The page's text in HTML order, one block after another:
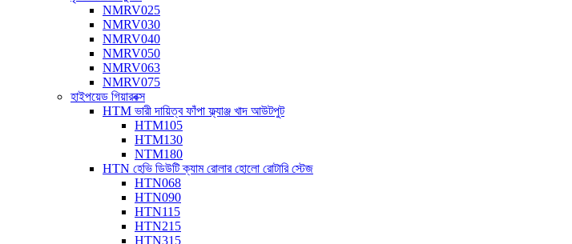
NMRV025
NMRV030
NMRV040
NMRV050
NMRV063
NMRV075
হাইপয়েড গিয়ারবক্স
HTM ভারী দায়িত্ব ফাঁপা ফ্ল্যাঞ্জ খাদ আউটপুট
HTM105
HTM130
NTM180
HTN হেভি ডিউটি ​​ক্যাম রোলার হোলো রোটারি স্টেজ
HTN068
HTN090
HTN115
HTN215
HTN315